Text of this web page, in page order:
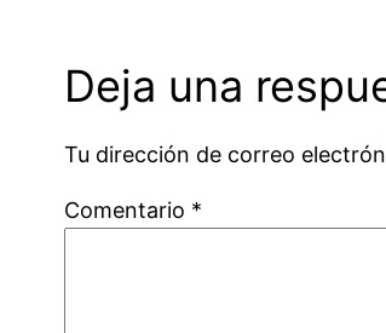
Deja una
Tu dirección de correo
Comentario *